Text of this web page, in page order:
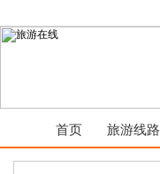
首页 旅游线路